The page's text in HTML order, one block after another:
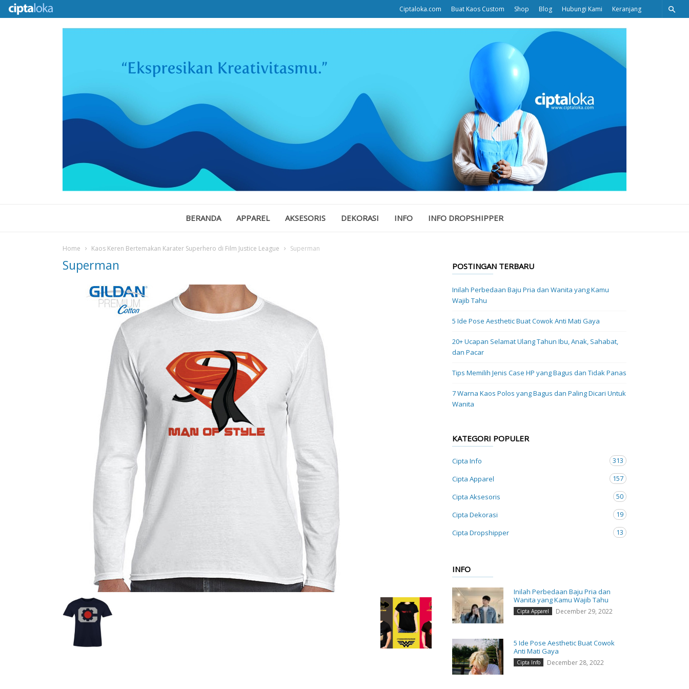
Ciptaloka.com Buat Kaos Custom Shop Blog Hubungi Kami Keranjang
BERANDA APPAREL AKSESORIS DEKORASI INFO INFO DROPSHIPPER
Home Kaos Keren Bertemakan Karater Superhero di Film Justice League Superman
Superman POSTINGAN TERBARU
Inilah Perbedaan Baju Pria dan Wanita yang Kamu
Wajib Tahu
5 Ide Pose Aesthetic Buat Cowok Anti Mati Gaya
20+ Ucapan Selamat Ulang Tahun Ibu, Anak, Sahabat,
dan Pacar
Tips Memilih Jenis Case HP yang Bagus dan Tidak Panas
7 Warna Kaos Polos yang Bagus dan Paling Dicari Untuk
Wanita
KATEGORI POPULER
Cipta Info
313
Cipta Apparel
157
Cipta Aksesoris
50
Cipta Dekorasi
19
Cipta Dropshipper
13
INFO
Inilah Perbedaan Baju Pria dan
Wanita yang Kamu Wajib Tahu
Cipta Apparel December 29, 2022
5 Ide Pose Aesthetic Buat Cowok
Anti Mati Gaya
Cipta Info December 28, 2022